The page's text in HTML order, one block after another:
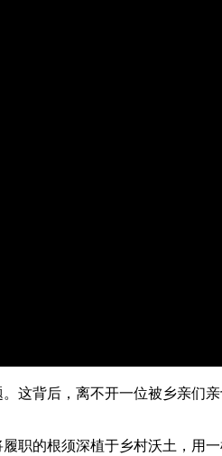
背后，离不开一位被乡亲们
的根须深植于乡村沃土，用